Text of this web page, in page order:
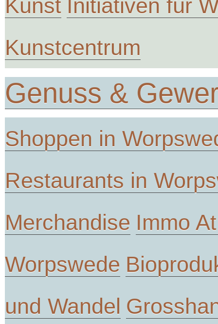
Kunst Initiativen für
Kunstcentrum
Genuss &
Shoppen in
Restaurants in
Merchandise Immo
Worpswede
und Wandel